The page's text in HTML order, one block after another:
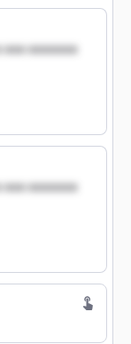
xxx xxxxxxx
xxx xxxxxxx